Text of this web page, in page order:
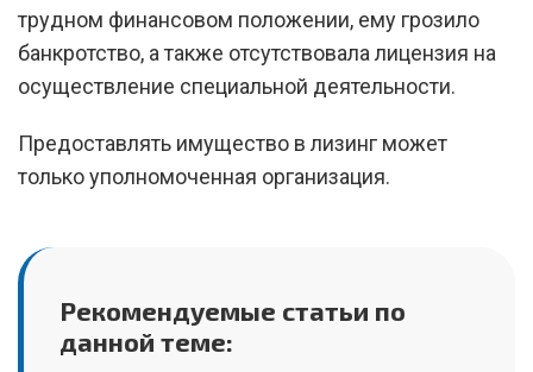
трудном финансовом положении, ему грозило
банкротство, а также отсутствовала лицензия на
осуществление специальной деятельности.
Предоставлять имущество в лизинг может
только уполномоченная организация.
Рекомендуемые статьи по
данной теме: